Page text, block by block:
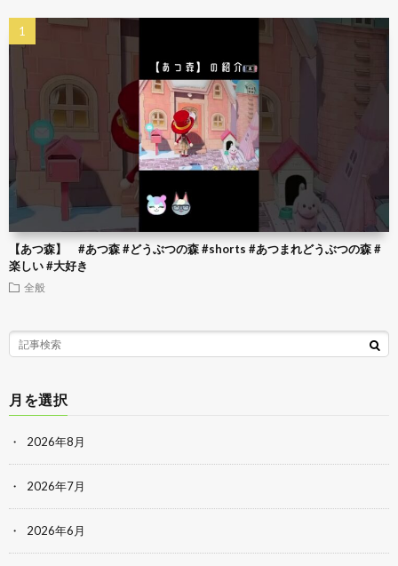
【あつ森】 #あつ森 #どうぶつの森 #shorts #あつまれどうぶつの森 #
楽しい #大好き
全般
月を選択
2026年8月
2026年7月
2026年6月